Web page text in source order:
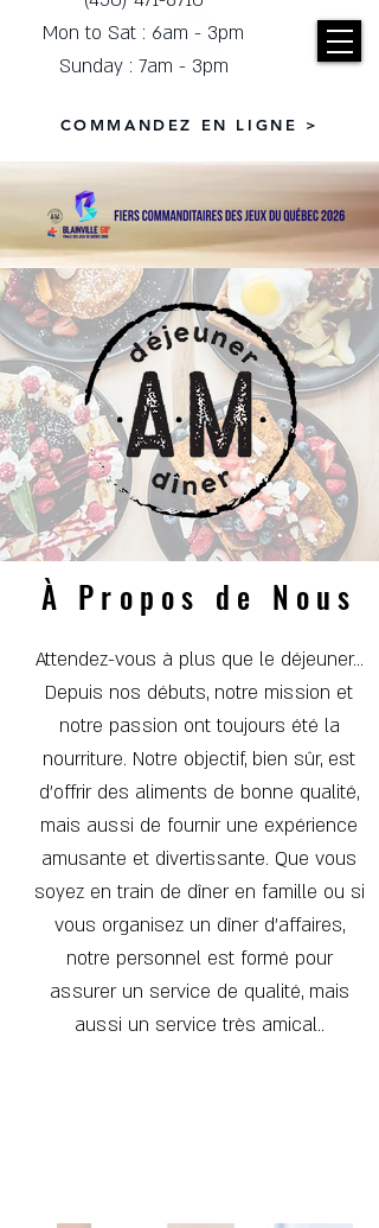
Mon to Sat : 6am - 3pm
Sunday : 7am - 3pm
COMMANDEZ EN LIGNE >
À Propos de Nous
Attendez-vous à plus que le déjeuner...
Depuis nos débuts, notre mission et
notre passion ont toujours été la
nourriture. Notre objectif, bien sûr, est
d'offrir des aliments de bonne qualité,
mais aussi de fournir une expérience
amusante et divertissante. Que vous
soyez en train de dîner en famille ou si
vous organisez un dîner d'affaires,
notre personnel est formé pour
assurer un service de qualité, mais
aussi un service très amical..